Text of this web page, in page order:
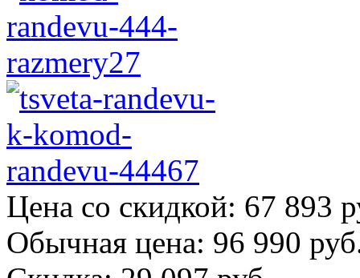
Цена со скидкой: 67 893
Обычная цена: 96 990